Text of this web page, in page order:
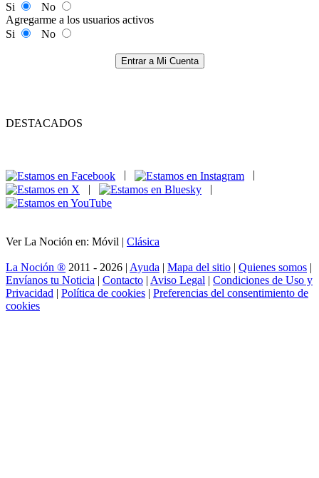
Si
No
Agregarme a los usuarios activos
Si
No
Entrar a Mi Cuenta
DESTACADOS
|
|
|
|
Ver La Noción en: Móvil | Clásica
La Noción ® 2011 - 2026 | Ayuda | Mapa del sitio | Quienes somos |
Envíanos tu Noticia | Contacto | Aviso Legal | Condiciones de Uso y
Privacidad | Política de cookies | Preferencias del consentimiento de
cookies